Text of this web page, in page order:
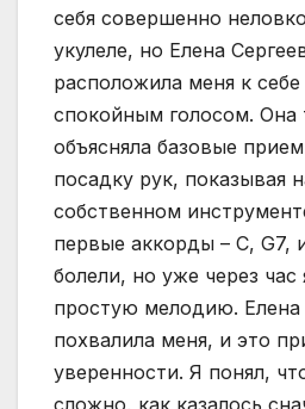
себя совершенно
укулеле, но Елена
расположила меня к
спокойным голосом. Она
объясняла базовые
посадку рук, показывая
собственном
первые аккорды – C, G7,
болели, но уже через час
простую мелодию. Елена
похвалила меня, и это
уверенности. Я понял,